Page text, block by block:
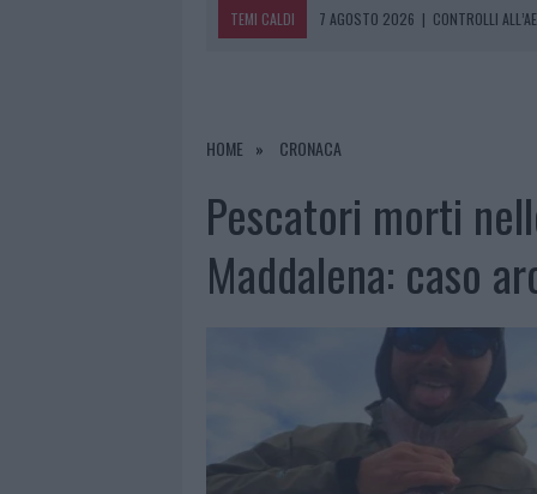
TEMI CALDI 7 AGOSTO 2026 | MIGLIORI
7 AGOSTO 2026
|
7 AGOSTO 2026 | CONTROLLI ALL’AEROPORTO DI
HOME CRONACA
Pescatori morti
Maddalena: caso